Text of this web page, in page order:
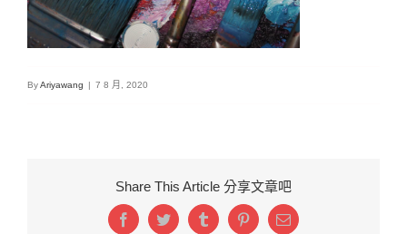
ByAriyawang | 7 8 月, 2020
Share This Article 分享文章吧
FacebookTwitterTumblrPinterestEmail: